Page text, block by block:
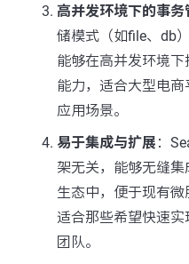
高并发环境下的事务
储模式（如file、db
能够在高并发环境
能力，适合大型电
应用场景。
易于集成与扩展 ：
架无关，能够无缝
生态中，便于现有微
适合那些希望快速
团队。